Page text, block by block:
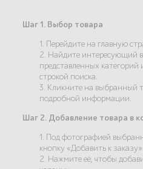
Шаг 1. Выбор товара
1. Перейдите на главную
2. Найдите интересующий
представленных категорий
строкой поиска.
3. Кликните на выбранный
подробной информации.
Шаг 2. Добавление товара в
1. Под фотографией
кнопку «Добавить к заказу».
2. Нажмите её, чтобы